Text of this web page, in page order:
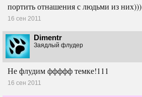
портить отнашения с людьми из них)))
16 сен 2011
Dimentr
Заядлый флудер
Не флудим ффффф темке!111
16 сен 2011